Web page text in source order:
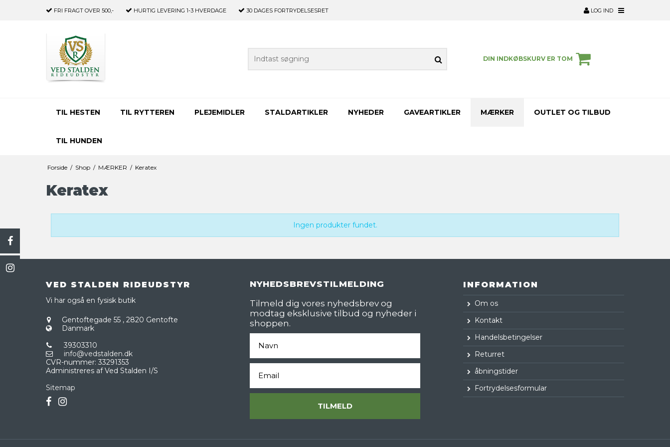
FRI FRAGT OVER 500,- HURTIG LEVERING 1-3 HVERDAGE 30 DAGES FORTRYDELSESRET LOG IND
DIN INDKØBSKURV ER TOM
TIL HESTEN TIL RYTTEREN PLEJEMIDLER STALDARTIKLER NYHEDER GAVEARTIKLER MÆRKER OUTLET OG TILBUD
TIL HUNDEN
Forside / Shop / MÆRKER / Keratex
Keratex
Ingen produkter fundet.
VED STALDEN RIDEUDSTYR
Vi har også en fysisk butik
Gentoftegade 55 , 2820 Gentofte
Danmark
39303310
info@vedstalden.dk
CVR-nummer: 33291353
Administreres af Ved Stalden I/S
Sitemap
NYHEDSBREVSTILMELDING
Tilmeld dig vores nyhedsbrev og
modtag eksklusive tilbud og nyheder i
shoppen.
TILMELD
INFORMATION
Om os
Kontakt
Handelsbetingelser
Returret
åbningstider
Fortrydelsesformular